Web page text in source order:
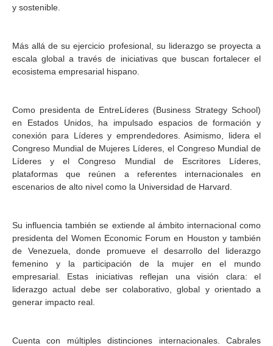
y sostenible.
Más allá de su ejercicio profesional, su liderazgo se proyecta a
escala global a través de iniciativas que buscan fortalecer el
ecosistema empresarial hispano.
Como presidenta de EntreLíderes (Business Strategy School)
en Estados Unidos, ha impulsado espacios de formación y
conexión para Líderes y emprendedores. Asimismo, lidera el
Congreso Mundial de Mujeres Líderes, el Congreso Mundial de
Líderes y el Congreso Mundial de Escritores Líderes,
plataformas que reúnen a referentes internacionales en
escenarios de alto nivel como la Universidad de Harvard.
Su influencia también se extiende al ámbito internacional como
presidenta del Women Economic Forum en Houston y también
de Venezuela, donde promueve el desarrollo del liderazgo
femenino y la participación de la mujer en el mundo
empresarial. Estas iniciativas reflejan una visión clara: el
liderazgo actual debe ser colaborativo, global y orientado a
generar impacto real.
Cuenta con múltiples distinciones internacionales. Cabrales